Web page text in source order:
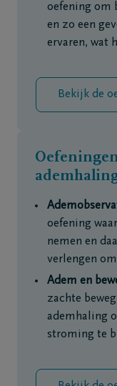
oefening om
en zo een
ervaren, wat
Bekijk de
oefening
nemen en
verlengen
Adem en
zachte
ademhaling
stroming te